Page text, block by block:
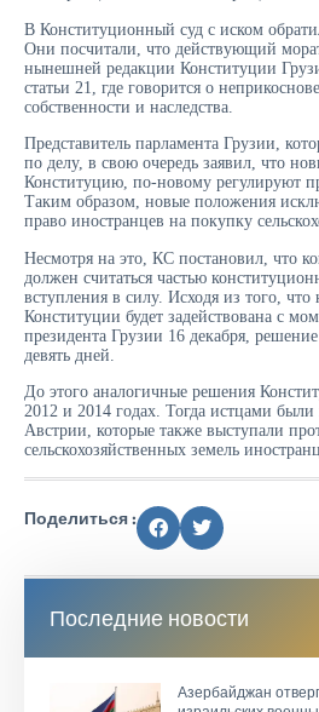
В Конституционный суд с иском
Они посчитали, что действующий
нынешней редакции Конституции
статьи 21, где говорится о
собственности и наследства.
Представитель парламента Грузии,
по делу, в свою очередь заявил, что
Конституцию, по-новому регулируют
Таким образом, новые положения
право иностранцев на покупку
Несмотря на это, КС постановил, что
должен считаться частью
вступления в силу. Исходя из того, что
Конституции будет задействована с
президента Грузии 16 декабря,
девять дней.
До этого аналогичные решения
2012 и 2014 годах. Тогда истцами
Австрии, которые также выступали
сельскохозяйственных земель
Поделиться :
Последние новости
Азербайджан